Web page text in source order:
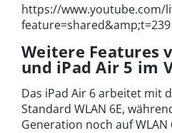
https://www.youtube.com/
feature=shared&amp;t=239
Weitere Features
und iPad Air 5 im
Das iPad Air 6 arbeitet mit
Standard WLAN 6E,
Generation noch auf WLAN